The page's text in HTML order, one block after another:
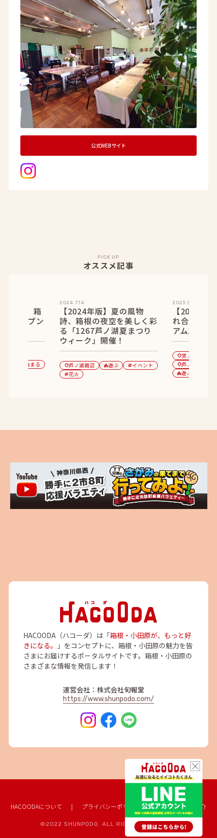
公式WEBサイト
PICK UP
オススメ記事
11月】箱
ーオープン
泊まる
2024.7.14
【2024年版】夏の風物
詩、箱根の夜空を美しく彩
る「1267芦ノ湖夏まつり
ウィーク」開催！
location_on芦ノ湖周辺 category遊ぶ tagイベント
tag花火
2023.5.01
【2023年
れ合う 美
アム10選
location_on宮ノ下・小涌
location_on芦ノ湖周辺
category遊ぶ
HACOODA（ハコーダ）は「箱根・小田原が、もっと好
きになる。
」をコンセプトに、箱根・小田原の魅力を皆
さまにお届けするポータルサイトです。箱根・小田原の
さまざまな情報を発信します！
運営会社：株式会社旬報堂
https://www.shunpodo.com/
HACOODAについて | プライバシーポリシー | 協賛企業のご紹介
©2022 SHUNPODO. ALL RIGHTS RESERVED.